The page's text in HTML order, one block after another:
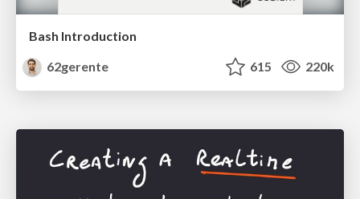
Bash Introduction
62gerente
615 220k